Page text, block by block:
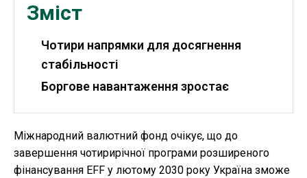
Зміст
Чотири напрямки для досягнення
стабільності
Боргове навантаження зростає
Міжнародний валютний фонд очікує, що до
завершення чотирирічної програми розширеного
фінансування EFF у лютому 2030 року Україна зможе